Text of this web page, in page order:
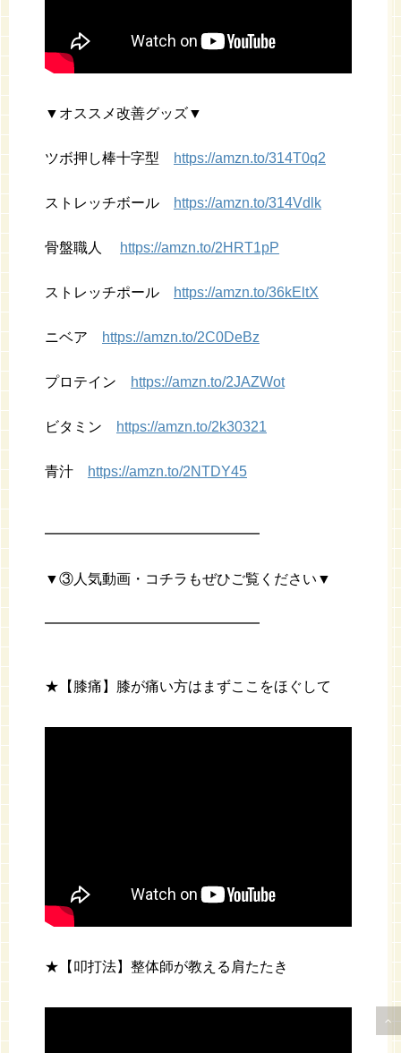
▼オススメ改善グッズ▼
ツボ押し棒十字型 https://amzn.to/314T0q2
ストレッチボール https://amzn.to/314Vdlk
骨盤職人 https://amzn.to/2HRT1pP
ストレッチポール https://amzn.to/36kEltX
ニベア https://amzn.to/2C0DeBz
プロテイン https://amzn.to/2JAZWot
ビタミン https://amzn.to/2k30321
青汁 https://amzn.to/2NTDY45
━━━━━━━━━━━━━━━
▼③人気動画・コチラもぜひご覧ください▼
━━━━━━━━━━━━━━━
★【膝痛】膝が痛い方はまずここをほぐして
★【叩打法】整体師が教える肩たたき